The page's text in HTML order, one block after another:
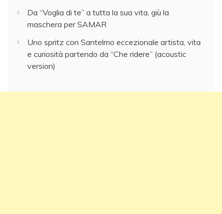
Da “Voglia di te” a tutta la sua vita, giù la
maschera per SAMAR
Uno spritz con Santelmo eccezionale artista, vita
e curiosità partendo da “Che ridere” (acoustic
version)